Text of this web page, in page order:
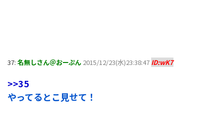
37: 名無しさん＠おーぷん 2015/12/23(水)23:38:47 ID:wK7
>>35
やってるとこ見せて！